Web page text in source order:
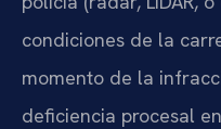
condiciones de la
momento de la
deficiencia procesal